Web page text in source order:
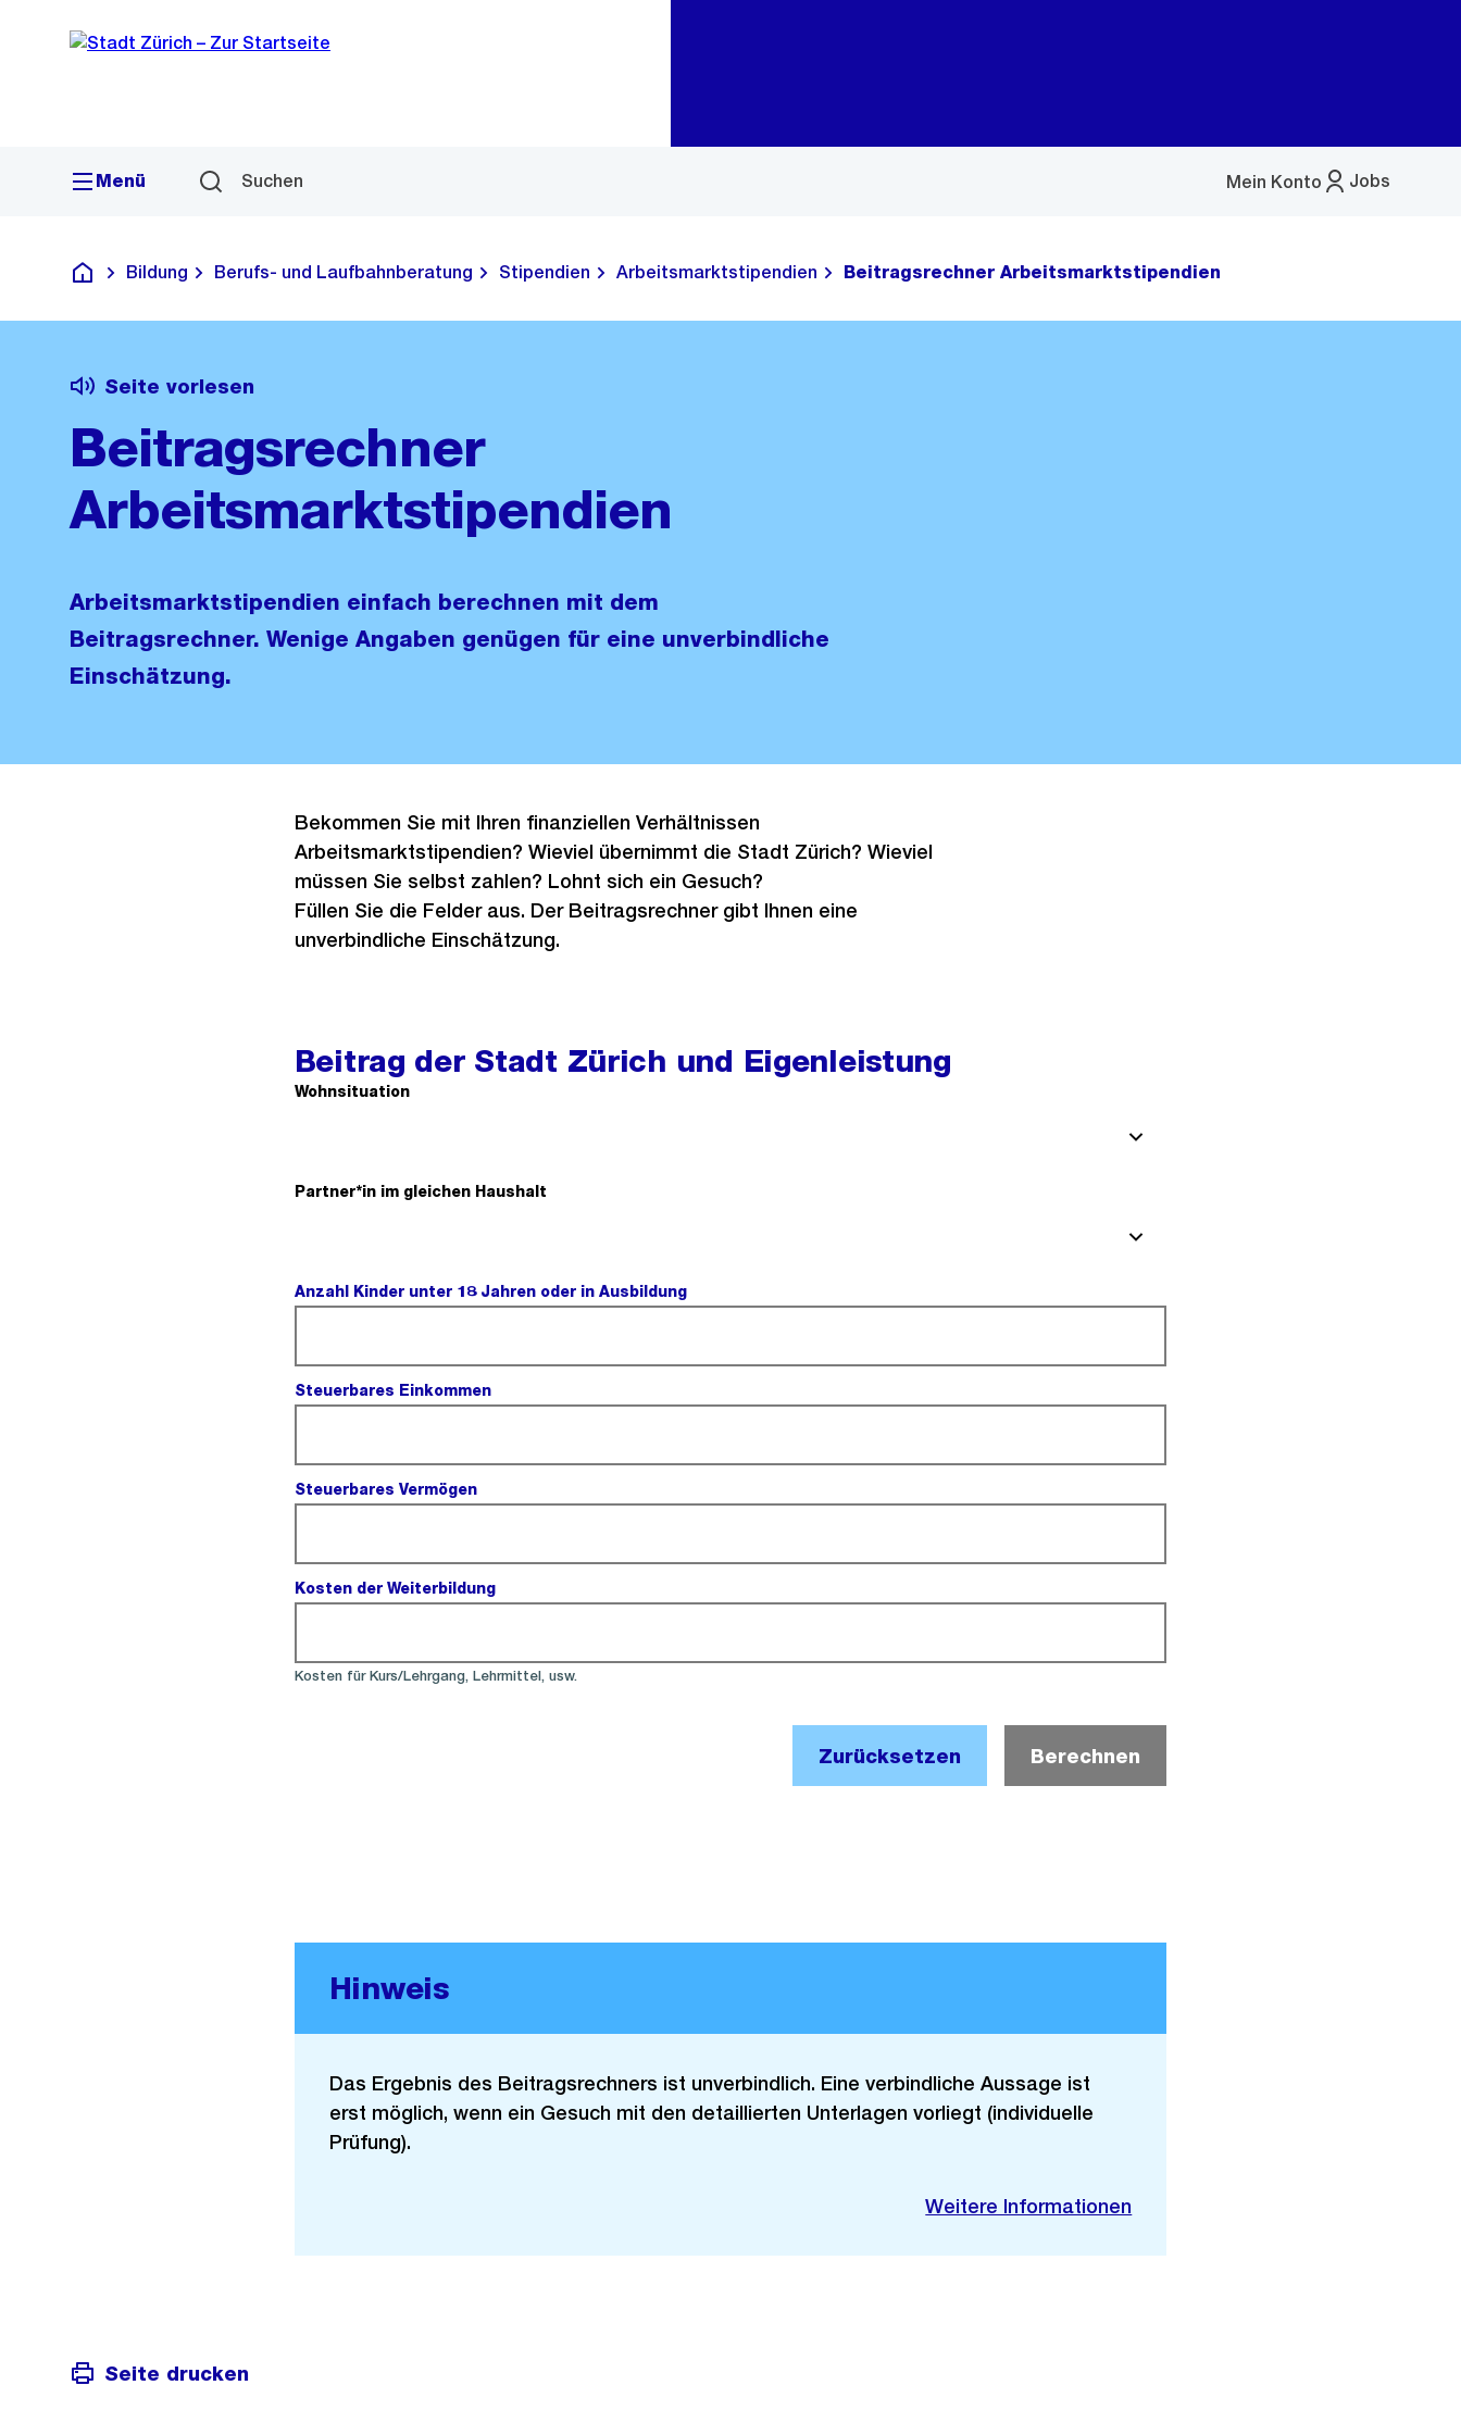
Navigation
Sprunglink
Menü Suchen Jobs
Mein Konto
Menü
Deutsch
Bildung Berufs- und Laufbahnberatung Stipendien Arbeitsmarktstipendien Beitragsrechner Arbeitsmarktstipendien
Seite vorlesen
Beitragsrechner
Arbeitsmarktstipendien
Arbeitsmarktstipendien einfach berechnen mit dem
Beitragsrechner. Wenige Angaben genügen für eine unverbindliche
Einschätzung.
Bekommen Sie mit Ihren finanziellen Verhältnissen
Arbeitsmarktstipendien? Wieviel übernimmt die Stadt Zürich? Wieviel
müssen Sie selbst zahlen? Lohnt sich ein Gesuch?
Füllen Sie die Felder aus. Der Beitragsrechner gibt Ihnen eine
unverbindliche Einschätzung.
Beitrag der Stadt Zürich und Eigenleistung
Wohnsituation
Partner*in im gleichen Haushalt
Anzahl Kinder unter 18 Jahren oder in Ausbildung
Steuerbares Einkommen
Steuerbares Vermögen
Kosten der Weiterbildung
Kosten für Kurs/Lehrgang, Lehrmittel, usw.
Berechnen
Zurücksetzen
Hinweis
Das Ergebnis des Beitragsrechners ist unverbindlich. Eine verbindliche Aussage ist
erst möglich, wenn ein Gesuch mit den detaillierten Unterlagen vorliegt (individuelle
Prüfung).
Weitere Informationen
Seite drucken